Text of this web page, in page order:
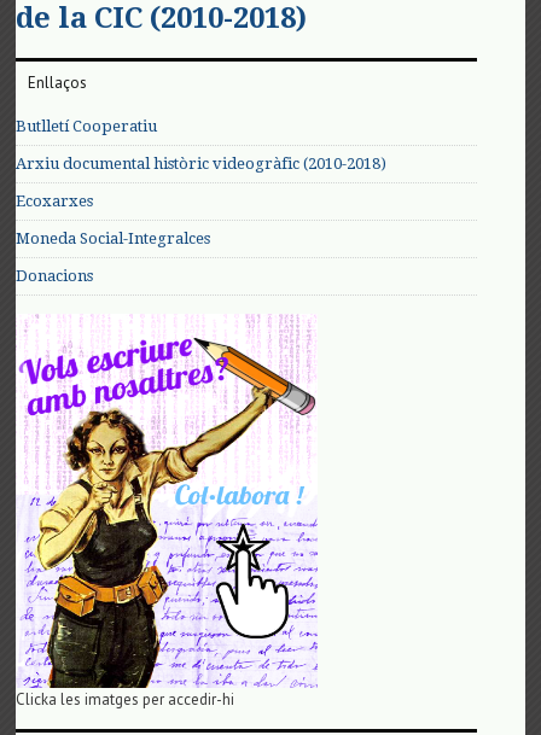
de la CIC (2010-2018)
Enllaços
Butlletí Cooperatiu
Arxiu documental històric videogràfic (2010-2018)
Ecoxarxes
Moneda Social-Integralces
Donacions
Clicka les imatges per accedir-hi